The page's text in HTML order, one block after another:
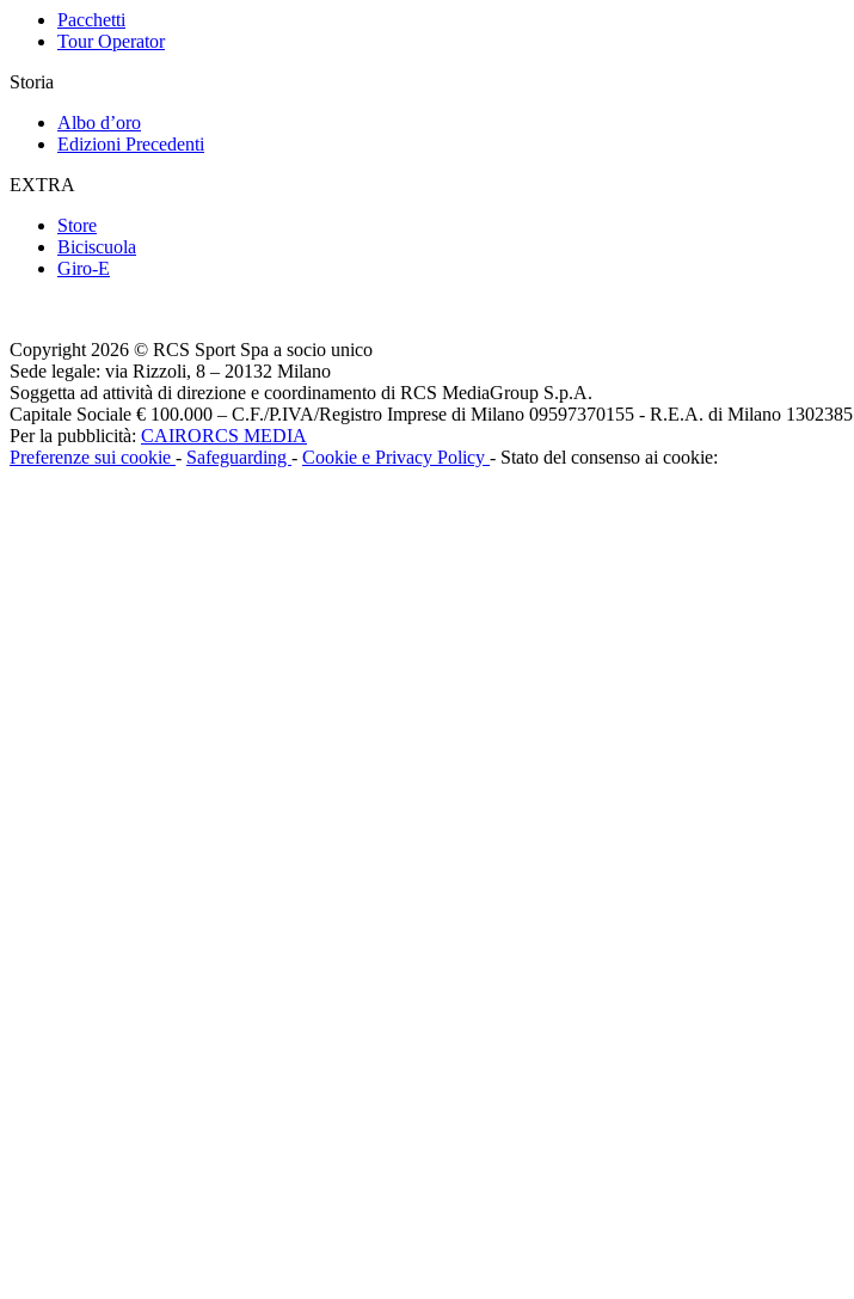
Pacchetti
Tour Operator
Storia
Albo d’oro
Edizioni Precedenti
EXTRA
Store
Biciscuola
Giro-E
Copyright 2026 © RCS Sport Spa a socio unico
Sede legale: via Rizzoli, 8 – 20132 Milano
Soggetta ad attività di direzione e coordinamento di RCS MediaGroup S.p.A.
Capitale Sociale € 100.000 – C.F./P.IVA/Registro Imprese di Milano 09597370155 - R.E.A. di Milano 1302385
Per la pubblicità: CAIRORCS MEDIA
Preferenze sui cookie - Safeguarding - Cookie e Privacy Policy - Stato del consenso ai cookie: